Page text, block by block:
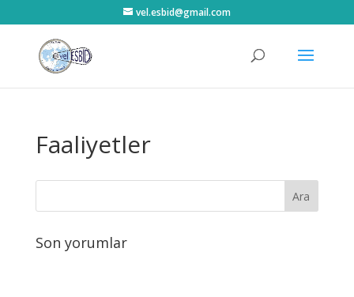
vel.esbid@gmail.com
Faaliyetler
Son yorumlar